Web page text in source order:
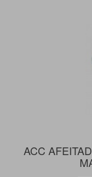
ACC